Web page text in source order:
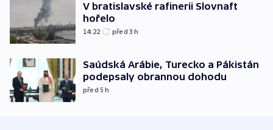
V bratislavské rafinerii Slovnaft
hořelo
14:22 před 3h
Saúdská Arábie, Turecko a Pákistán
podepsaly obrannou dohodu
před 5h